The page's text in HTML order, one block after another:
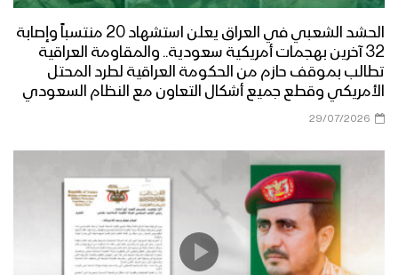
الحشد الشعبي في العراق يعلن استشهاد 20 منتسباً وإصابة
32 آخرين بهجمات أمريكية سعودية.. والمقاومة العراقية
تطالب بموقف حازم من الحكومة العراقية لطرد المحتل
الأمريكي وقطع جميع أشكال التعاون مع النظام السعودي
29/07/2026